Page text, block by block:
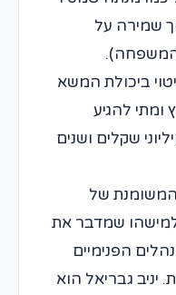
שמירה על
ביכולת המשא
ומתי להגיע
שקלים ושנים
המשומנת של
שמדבר את
הפנימיים
גבריאל הוא